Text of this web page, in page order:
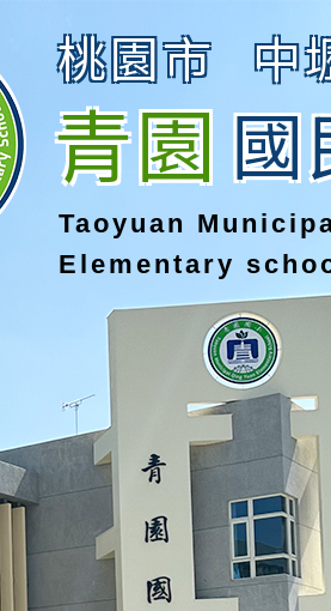
桃園市 中
青園國
Taoyuan
Elementary